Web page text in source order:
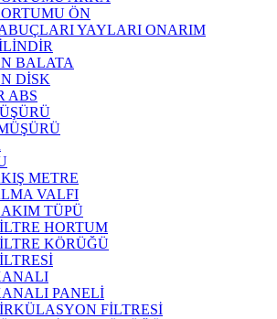
ÖN
YAYLARI ONARIM
BALATA
DİSK
ABS
METRE
VALFI
TÜPÜ
HORTUM
KÖRÜĞÜ
PANELİ
FİLTRESİ